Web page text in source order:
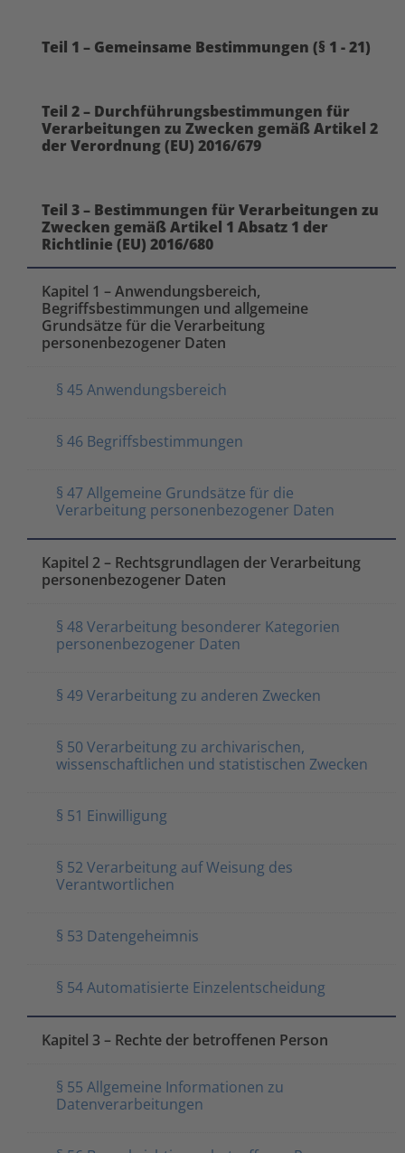
Teil 1 – Gemeinsame Bestimmungen (§ 1 - 21)
Teil 2 – Durchführungsbestimmungen für
Verarbeitungen zu Zwecken gemäß Artikel 2
der Verordnung (EU) 2016/679
Teil 3 – Bestimmungen für Verarbeitungen zu
Zwecken gemäß Artikel 1 Absatz 1 der
Richtlinie (EU) 2016/680
Kapitel 1 – Anwendungsbereich,
Begriffsbestimmungen und allgemeine
Grundsätze für die Verarbeitung
personenbezogener Daten
§ 45 Anwendungsbereich
§ 46 Begriffsbestimmungen
§ 47 Allgemeine Grundsätze für die
Verarbeitung personenbezogener Daten
Kapitel 2 – Rechtsgrundlagen der Verarbeitung
personenbezogener Daten
§ 48 Verarbeitung besonderer Kategorien
personenbezogener Daten
§ 49 Verarbeitung zu anderen Zwecken
§ 50 Verarbeitung zu archivarischen,
wissenschaftlichen und statistischen Zwecken
§ 51 Einwilligung
§ 52 Verarbeitung auf Weisung des
Verantwortlichen
§ 53 Datengeheimnis
§ 54 Automatisierte Einzelentscheidung
Kapitel 3 – Rechte der betroffenen Person
§ 55 Allgemeine Informationen zu
Datenverarbeitungen